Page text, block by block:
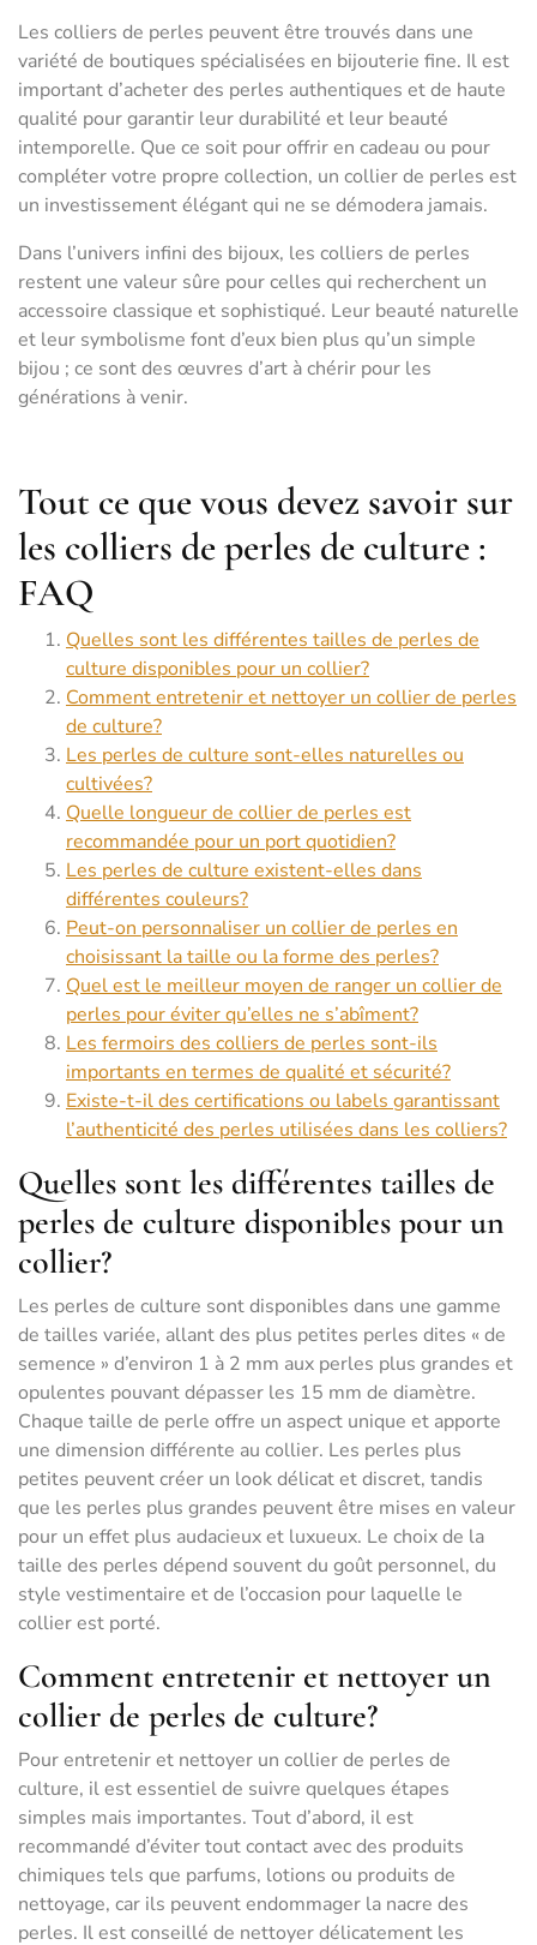
Les colliers de perles peuvent être trouvés dans une
variété de boutiques spécialisées en bijouterie fine. Il est
important d’acheter des perles authentiques et de haute
qualité pour garantir leur durabilité et leur beauté
intemporelle. Que ce soit pour offrir en cadeau ou pour
compléter votre propre collection, un collier de perles est
un investissement élégant qui ne se démodera jamais.
Dans l’univers infini des bijoux, les colliers de perles
restent une valeur sûre pour celles qui recherchent un
accessoire classique et sophistiqué. Leur beauté naturelle
et leur symbolisme font d’eux bien plus qu’un simple
bijou ; ce sont des œuvres d’art à chérir pour les
générations à venir.
Tout ce que vous devez savoir sur
les colliers de perles de culture :
FAQ
Quelles sont les différentes tailles de perles de
culture disponibles pour un collier?
Comment entretenir et nettoyer un collier de perles
de culture?
Les perles de culture sont-elles naturelles ou
cultivées?
Quelle longueur de collier de perles est
recommandée pour un port quotidien?
Les perles de culture existent-elles dans
différentes couleurs?
Peut-on personnaliser un collier de perles en
choisissant la taille ou la forme des perles?
Quel est le meilleur moyen de ranger un collier de
perles pour éviter qu’elles ne s’abîment?
Les fermoirs des colliers de perles sont-ils
importants en termes de qualité et sécurité?
Existe-t-il des certifications ou labels garantissant
l’authenticité des perles utilisées dans les colliers?
Quelles sont les différentes tailles de
perles de culture disponibles pour un
collier?
Les perles de culture sont disponibles dans une gamme
de tailles variée, allant des plus petites perles dites « de
semence » d’environ 1 à 2 mm aux perles plus grandes et
opulentes pouvant dépasser les 15 mm de diamètre.
Chaque taille de perle offre un aspect unique et apporte
une dimension différente au collier. Les perles plus
petites peuvent créer un look délicat et discret, tandis
que les perles plus grandes peuvent être mises en valeur
pour un effet plus audacieux et luxueux. Le choix de la
taille des perles dépend souvent du goût personnel, du
style vestimentaire et de l’occasion pour laquelle le
collier est porté.
Comment entretenir et nettoyer un
collier de perles de culture?
Pour entretenir et nettoyer un collier de perles de
culture, il est essentiel de suivre quelques étapes
simples mais importantes. Tout d’abord, il est
recommandé d’éviter tout contact avec des produits
chimiques tels que parfums, lotions ou produits de
nettoyage, car ils peuvent endommager la nacre des
perles. Il est conseillé de nettoyer délicatement les